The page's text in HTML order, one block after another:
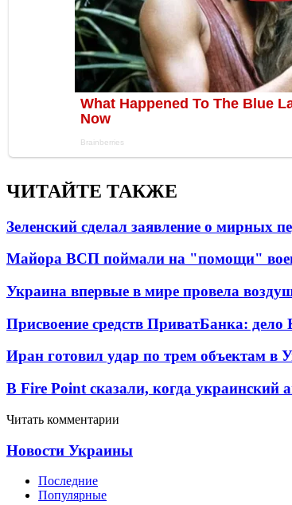
ЧИТАЙТЕ ТАКЖЕ
Зеленский сделал заявление о мирных
Майора ВСП поймали на "помощи"
Украина впервые в мире провела
Присвоение средств ПриватБанка: дело
Иран готовил удар по трем объектам
В Fire Point сказали, когда украинский
Читать комментарии
Новости Украины
Последние
Популярные